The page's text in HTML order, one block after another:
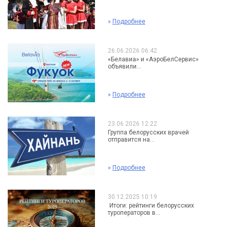
» Подробнее
26.06.2026 06:42
«Белавиа» и «АэроБелСервис»
объявили...
» Подробнее
23.06.2026 12:22
Группа белорусских врачей
отправится на...
» Подробнее
30.12.2025 10:19
Итоги: рейтинги белорусских
туроператоров в...